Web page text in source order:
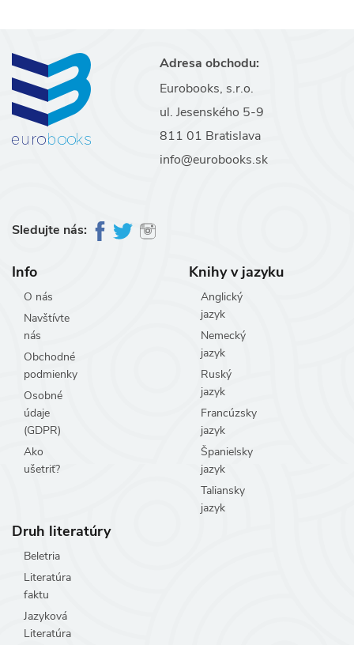
Adresa obchodu:
Eurobooks, s.r.o.
ul. Jesenského 5-9
811 01 Bratislava
info@eurobooks.sk
Sledujte nás:
Info
O nás
Navštívte
nás
Obchodné
podmienky
Osobné
údaje
(GDPR)
Ako
ušetriť?
Knihy v jazyku
Anglický
jazyk
Nemecký
jazyk
Ruský
jazyk
Francúzsky
jazyk
Španielsky
jazyk
Taliansky
jazyk
Druh literatúry
Beletria
Literatúra
faktu
Jazyková
Literatúra